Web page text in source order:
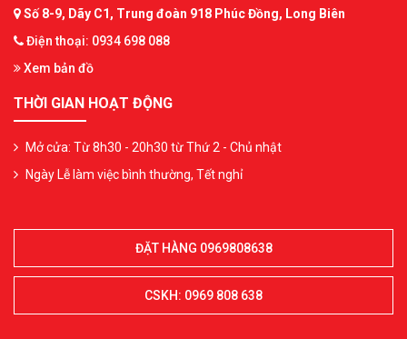
Số 8-9, Dãy C1, Trung đoàn 918 Phúc Đồng, Long Biên
Điện thoại: 0934 698 088
Xem bản đồ
THỜI GIAN HOẠT ĐỘNG
Mở cửa: Từ 8h30 - 20h30 từ Thứ 2 - Chủ nhật
Ngày Lễ làm việc bình thường, Tết nghỉ
ĐẶT HÀNG 0969808638
CSKH: 0969 808 638